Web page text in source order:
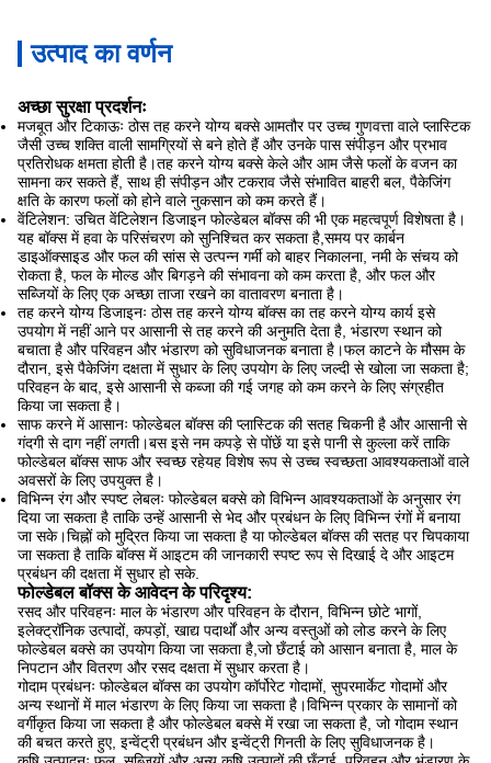
उत्पाद का वर्णन
अच्छा सुरक्षा प्रदर्शनः
मजबूत और टिकाऊः ठोस तह करने योग्य बक्से आमतौर पर उच्च गुणवत्ता वाले प्लास्टिक
जैसी उच्च शक्ति वाली सामग्रियों से बने होते हैं और उनके पास संपीड़न और प्रभाव
प्रतिरोधक क्षमता होती है।तह करने योग्य बक्से केले और आम जैसे फलों के वजन का
सामना कर सकते हैं, साथ ही संपीड़न और टकराव जैसे संभावित बाहरी बल, पैकेजिंग
क्षति के कारण फलों को होने वाले नुकसान को कम करते हैं।
वेंटिलेशन: उचित वेंटिलेशन डिजाइन फोल्डेबल बॉक्स की भी एक महत्वपूर्ण विशेषता है।
यह बॉक्स में हवा के परिसंचरण को सुनिश्चित कर सकता है,समय पर कार्बन
डाइऑक्साइड और फल की सांस से उत्पन्न गर्मी को बाहर निकालना, नमी के संचय को
रोकता है, फल के मोल्ड और बिगड़ने की संभावना को कम करता है, और फल और
सब्जियों के लिए एक अच्छा ताजा रखने का वातावरण बनाता है।
तह करने योग्य डिजाइनः ठोस तह करने योग्य बॉक्स का तह करने योग्य कार्य इसे
उपयोग में नहीं आने पर आसानी से तह करने की अनुमति देता है, भंडारण स्थान को
बचाता है और परिवहन और भंडारण को सुविधाजनक बनाता है।फल काटने के मौसम के
दौरान, इसे पैकेजिंग दक्षता में सुधार के लिए उपयोग के लिए जल्दी से खोला जा सकता है;
परिवहन के बाद, इसे आसानी से कब्जा की गई जगह को कम करने के लिए संग्रहीत
किया जा सकता है।
साफ करने में आसानः फोल्डेबल बॉक्स की प्लास्टिक की सतह चिकनी है और आसानी से
गंदगी से दाग नहीं लगती।बस इसे नम कपड़े से पोंछें या इसे पानी से कुल्ला करें ताकि
फोल्डेबल बॉक्स साफ और स्वच्छ रहेयह विशेष रूप से उच्च स्वच्छता आवश्यकताओं वाले
अवसरों के लिए उपयुक्त है।
विभिन्न रंग और स्पष्ट लेबलः फोल्डेबल बक्से को विभिन्न आवश्यकताओं के अनुसार रंग
दिया जा सकता है ताकि उन्हें आसानी से भेद और प्रबंधन के लिए विभिन्न रंगों में बनाया
जा सके।चिह्नों को मुद्रित किया जा सकता है या फोल्डेबल बॉक्स की सतह पर चिपकाया
जा सकता है ताकि बॉक्स में आइटम की जानकारी स्पष्ट रूप से दिखाई दे और आइटम
प्रबंधन की दक्षता में सुधार हो सके.
फोल्डेबल बॉक्स के आवेदन के परिदृश्य:
रसद और परिवहनः माल के भंडारण और परिवहन के दौरान, विभिन्न छोटे भागों,
इलेक्ट्रॉनिक उत्पादों, कपड़ों, खाद्य पदार्थों और अन्य वस्तुओं को लोड करने के लिए
फोल्डेबल बक्से का उपयोग किया जा सकता है,जो छँटाई को आसान बनाता है, माल के
निपटान और वितरण और रसद दक्षता में सुधार करता है।
गोदाम प्रबंधनः फोल्डेबल बॉक्स का उपयोग कॉर्पोरेट गोदामों, सुपरमार्केट गोदामों और
अन्य स्थानों में माल भंडारण के लिए किया जा सकता है।विभिन्न प्रकार के सामानों को
वर्गीकृत किया जा सकता है और फोल्डेबल बक्से में रखा जा सकता है, जो गोदाम स्थान
की बचत करते हुए, इन्वेंट्री प्रबंधन और इन्वेंट्री गिनती के लिए सुविधाजनक है।